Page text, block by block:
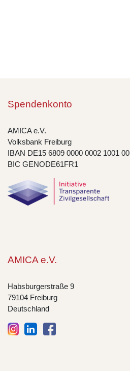
Spendenkonto
AMICA e.V.
Volksbank Freiburg
IBAN DE15 6809 0000 0002 1001 00
BIC GENODE61FR1
AMICA e.V.
Habsburgerstraße 9
79104 Freiburg
Deutschland